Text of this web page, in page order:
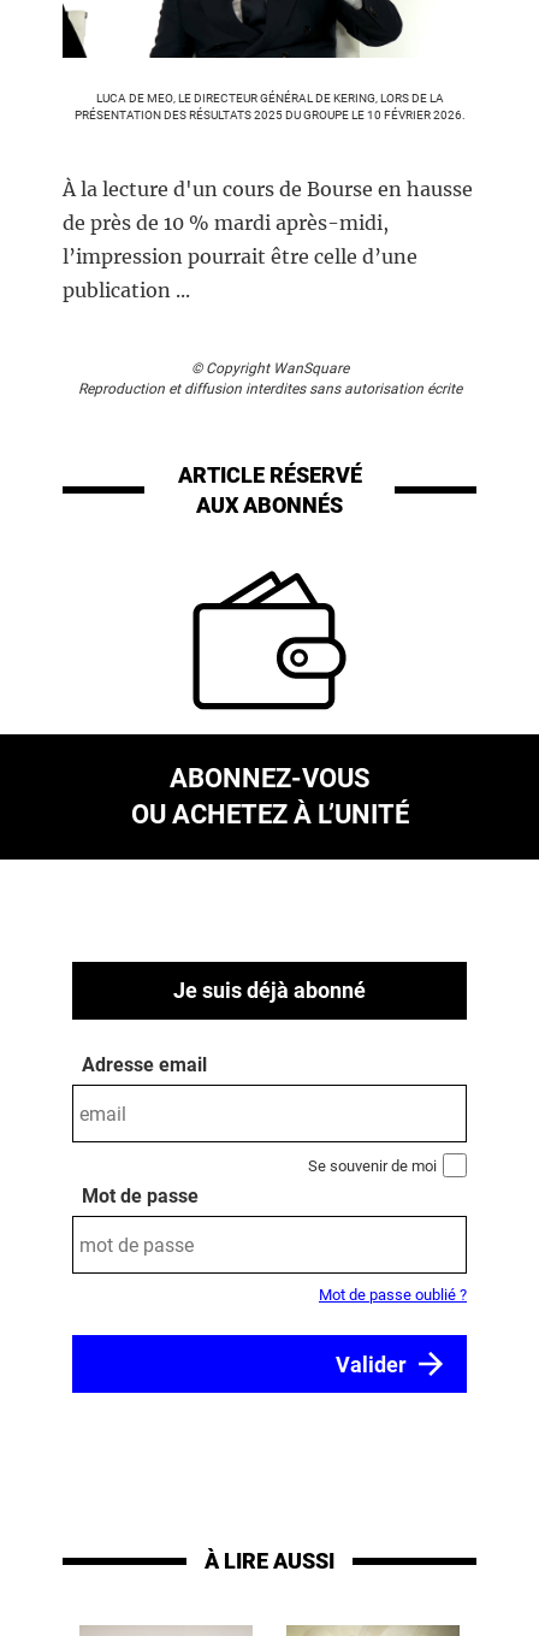
LUCA DE MEO, LE DIRECTEUR GÉNÉRAL DE KERING, LORS DE LA
PRÉSENTATION DES RÉSULTATS 2025 DU GROUPE LE 10 FÉVRIER 2026.
À la lecture d'un cours de Bourse en hausse
de près de 10 % mardi après-midi,
l’impression pourrait être celle d’une
publication ...
© Copyright WanSquare
Reproduction et diffusion interdites sans autorisation écrite
ARTICLE RÉSERVÉ
AUX ABONNÉS
ABONNEZ-VOUS
OU ACHETEZ À L’UNITÉ
Je suis déjà abonné
Adresse email
Se souvenir de moi
Mot de passe
Mot de passe oublié ?
À LIRE AUSSI